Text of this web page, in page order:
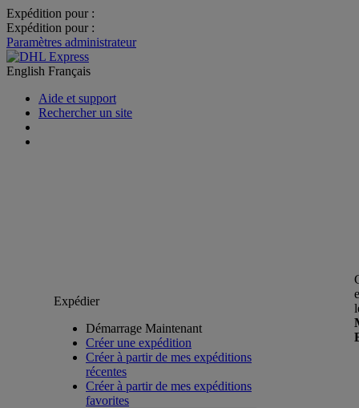
Expédition pour :
Expédition pour :
Paramètres administrateur
English Français
Aide et support
Rechercher un site
Expédier
Démarrage Maintenant
Créer une expédition
Créer à partir de mes expéditions
récentes
Créer à partir de mes expéditions
favorites